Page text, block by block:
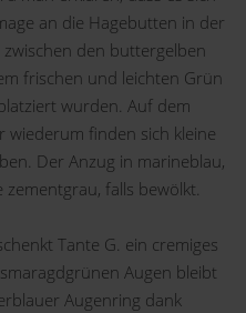
an die Hagebutten in der
den buttergelben
frischen und leichten Grün
wurden. Auf dem
wiederum finden sich kleine
Der Anzug in marineblau,
falls bewölkt.
Tante G. ein cremiges
Augen bleibt
Augenring dank